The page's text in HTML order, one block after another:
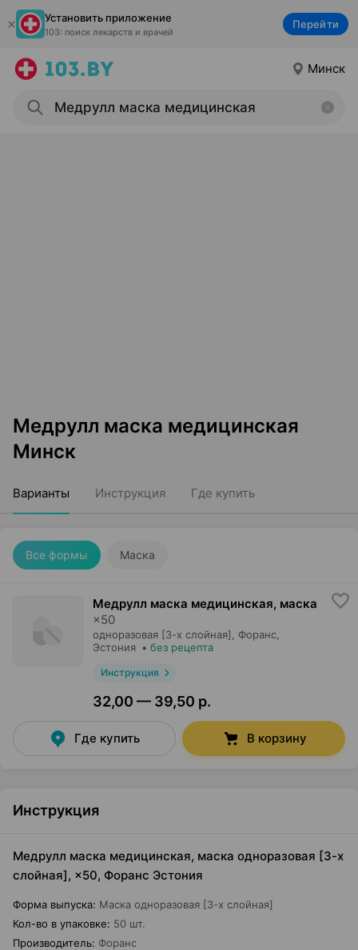
Установить приложение
103: поиск лекарств и врачей
Перейти
Минск
Медрулл маска медицинская
Минск
Варианты Инструкция Где купить
Все формы Маска
Медрулл маска медицинская, маска
×50
одноразовая [3-х слойная], Форанс
Эстония • без рецепта
Инструкция
32,00 — 39,50 р.
Где купить В корзину
Инструкция
Медрулл маска медицинская, маска одноразовая [3-х
слойная], ×50, Форанс Эстония
Форма выпуска: Маска одноразовая [3-х слойная]
Кол-во в упаковке: 50 шт.
Производитель: Форанс